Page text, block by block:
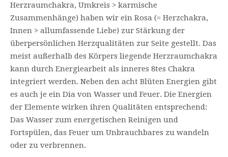
Herzraumchakra, Umkreis > karmische
Zusammenhänge) haben wir ein Rosa (= Herzchakra,
Innen > allumfassende Liebe) zur Stärkung der
überpersönlichen Herzqualitäten zur Seite gestellt. Das
meist außerhalb des Körpers liegende Herzraumchakra
kann durch Energiearbeit als inneres 8tes Chakra
integriert werden. Neben den acht Blüten Energien gibt
es auch je ein Dia von Wasser und Feuer. Die Energien
der Elemente wirken ihren Qualitäten entsprechend:
Das Wasser zum energetischen Reinigen und
Fortspülen, das Feuer um Unbrauchbares zu wandeln
oder zu verbrennen.